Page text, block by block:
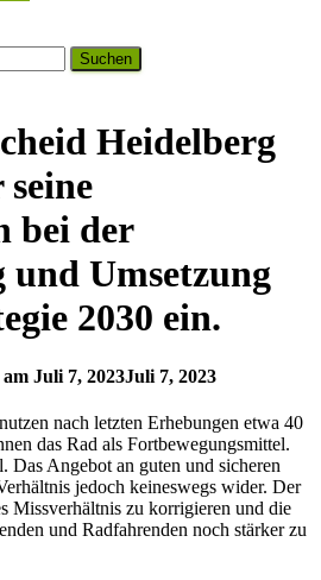
Heidelberg
bei der
Umsetzung
2030 ein.
am Juli 7, 2023Juli 7, 2023
nach letzten Erhebungen etwa 40
das Rad als Fortbewegungsmittel.
Angebot an guten und sicheren
jedoch keineswegs wider. Der
Missverhältnis zu korrigieren und die
und Radfahrenden noch stärker zu